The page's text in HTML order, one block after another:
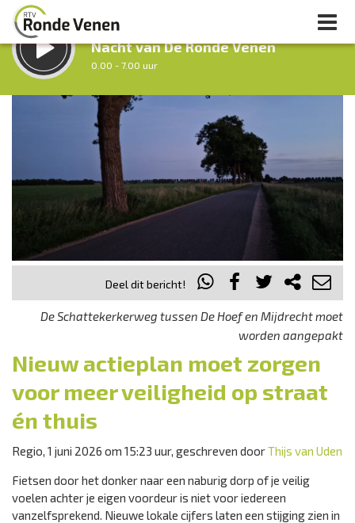
LUISTER LIVE:
Nacht van De Ronde Venen
0.00 - 7.00 uur
Ochtendronde
uur 1 van 0
Inklappen
Deel dit bericht!
De Schattekerkerweg tussen De Hoef en Mijdrecht moet
worden aangepakt
Nieuw actieplan moet zorgen
voor meer veiligheid op straat
én thuis
Regio, 1 juni 2026 om 15:23 uur, geschreven doorThijs van Uden
Fietsen door het donker naar een naburig dorp of je veilig
voelen achter je eigen voordeur is niet voor iedereen
vanzelfsprekend. Nieuwe lokale cijfers laten een stijging zien in